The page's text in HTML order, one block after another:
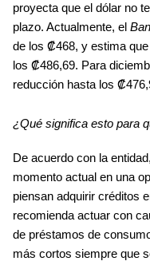
proyecta que el dólar no
plazo. Actualmente, el
de los ₡468, y estima
los ₡486,69. Para
reducción hasta los
¿Qué significa esto para
De acuerdo con la
momento actual en una
piensan adquirir créditos
recomienda actuar con
de préstamos de
más cortos siempre que